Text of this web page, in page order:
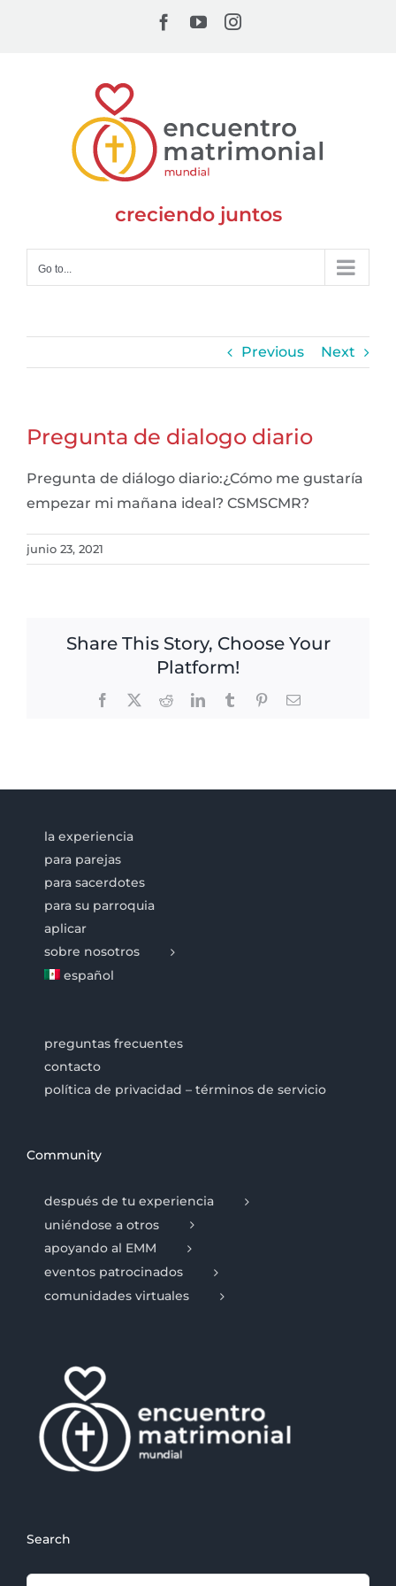
Facebook
YouTubeInstagram
creciendo juntos
Go to...
Previous Next
Pregunta de dialogo diario
Pregunta de diálogo diario:¿Cómo me gustaría
empezar mi mañana ideal? CSMSCMR?
junio 23, 2021
Share This Story, Choose Your
Platform!
Facebook RedditLinkedInTumblr PinterestEmail
la experiencia
para parejas
para sacerdotes
para su parroquia
aplicar
sobre nosotros
español
preguntas frecuentes
contacto
política de privacidad – términos de servicio
Community
después de tu experiencia
uniéndose a otros
apoyando al EMM
eventos patrocinados
comunidades virtuales
Search